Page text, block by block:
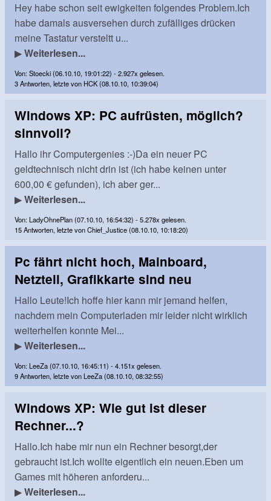
Hey habe schon seit ewigkeiten folgendes Problem.Ich
habe damals ausversehen durch zufälliges drücken
meine Tastatur versteltt u...
▶Weiterlesen...
Von: Stoecki (06.10.10, 19:01:22) - 2.927x gelesen.
3 Antworten, letzte von HCK (08.10.10, 10:39:04)
Windows XP: PC aufrüsten, möglich?
sinnvoll?
Hallo ihr Computergenies :-)Da ein neuer PC
geldtechnisch nicht drin ist (ich habe keinen unter
600,00 € gefunden), ich aber ger...
▶Weiterlesen...
Von: LadyOhnePlan (07.10.10, 16:54:32) - 5.278x gelesen.
15 Antworten, letzte von Chief_Justice (08.10.10, 10:18:20)
Pc fährt nicht hoch, Mainboard,
Netzteil, Grafikkarte sind neu
Hallo Leute!Ich hoffe hier kann mir jemand helfen,
nachdem mein Computerladen mir leider nicht wirklich
weiterhelfen konnte Mei...
▶Weiterlesen...
Von: LeeZa (07.10.10, 16:45:11) - 4.151x gelesen.
9 Antworten, letzte von LeeZa (08.10.10, 08:32:55)
Windows XP: Wie gut ist dieser
Rechner...?
Hallo.Ich habe mir nun ein Rechner besorgt,der
gebraucht ist.Ich wollte eigentlich ein neuen.Eben um
Games mit höheren anforderu...
▶Weiterlesen...